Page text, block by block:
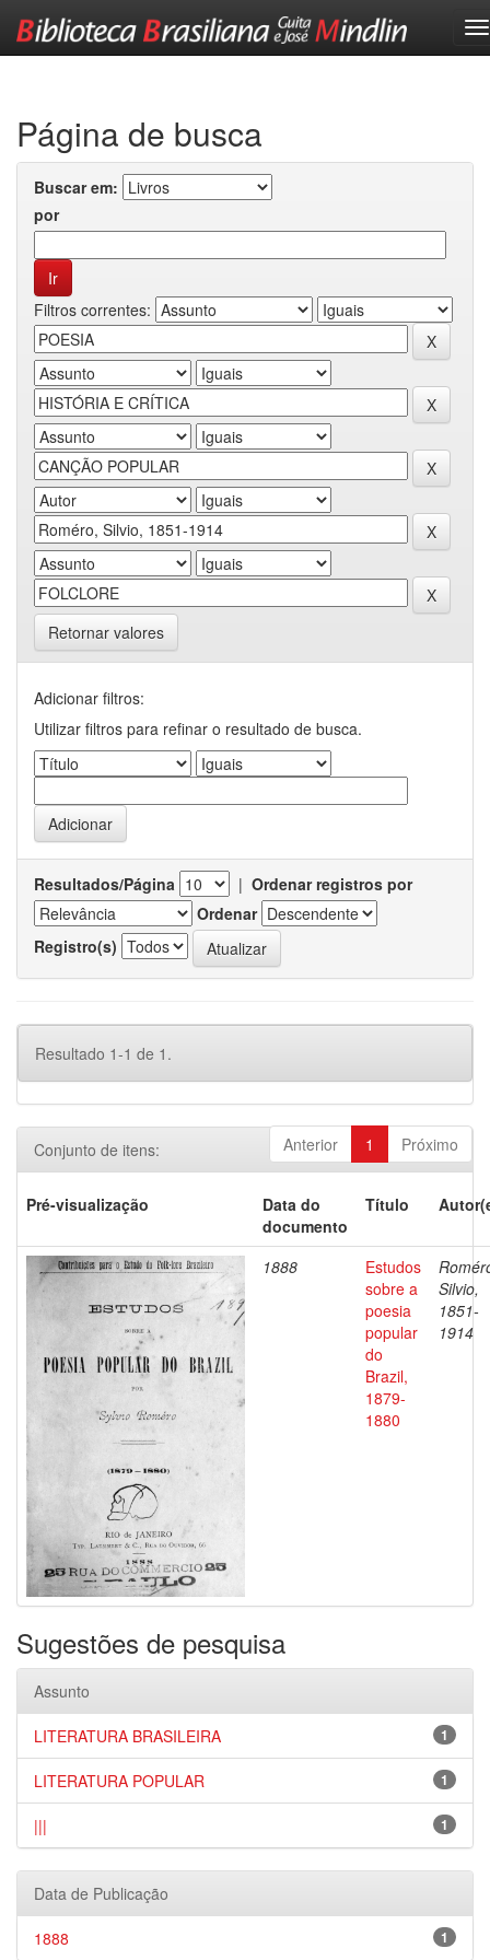
Página de busca
Buscar em:
por
Filtros correntes:
Retornar valores
Adicionar filtros:
Utilizar filtros para refinar o resultado de busca.
Resultados/Página | Ordenar registros por
Ordenar
Registro(s)
Resultado 1-1 de 1.
Anterior 1 Próximo
Conjunto de itens:
Pré-visualização
Data do
documento
Título
1888
Estudos
sobre a
poesia
popular
do
Brazil,
1879-
1880
Silvio,
1851-
1914
Sugestões de pesquisa
Assunto
1
LITERATURA BRASILEIRA
1
LITERATURA POPULAR
1
|||
Data de Publicação
1
1888